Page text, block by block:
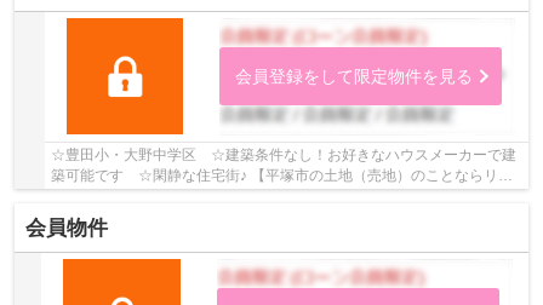
会員登録をして限定物件を見る
☆豊田小・大野中学区 ☆建築条件なし！お好きなハウスメーカーで建
築可能です ☆閑静な住宅街♪ 【平塚市の土地（売地）のことならリビ
ングボイスにお任せください！】
会員物件